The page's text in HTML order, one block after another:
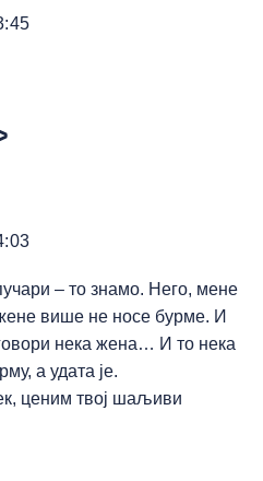
– то знамо. Него, мене
више не носе бурме. И
нека жена… И то нека
а удата је.
ценим твој шаљиви